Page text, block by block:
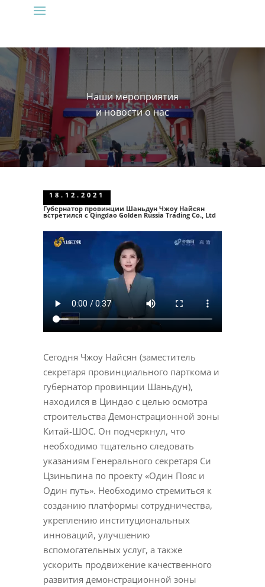
Наши мероприятия
и новости о нас
18.12.2021
Губернатор провинции ШаньдунЧжоу Найсян
встретился с Qingdao Golden Russia Trading Co., Ltd
Сегодня Чжоу Найсян (заместитель
секретаря провинциального парткома и
губернатор провинции Шаньдун),
находился в Циндао с целью осмотра
строительства Демонстрационной зоны
Китай-ШОС. Он подчеркнул, что
необходимо тщательно следовать
указаниям Генерального секретаря Си
Цзиньпина по проекту «Один Пояс и
Один путь». Необходимо стремиться к
созданию платформы сотрудничества,
укреплению институциональных
инноваций, улучшению
вспомогательных услуг, а также
ускорить продвижение качественного
развития демонстрационной зоны